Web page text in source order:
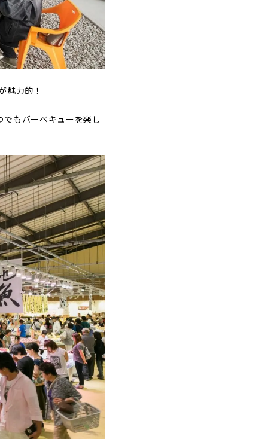
魅力的！
もバーベキューを楽し